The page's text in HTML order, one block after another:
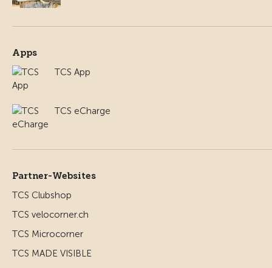
Apps
TCS App
TCS eCharge
Partner-Websites
TCS Clubshop
TCS velocorner.ch
TCS Microcorner
TCS MADE VISIBLE